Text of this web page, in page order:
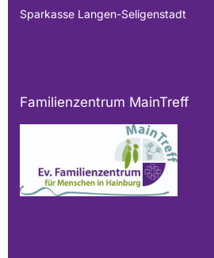
Sparkasse Langen-Seligenstadt
Familienzentrum MainTreff